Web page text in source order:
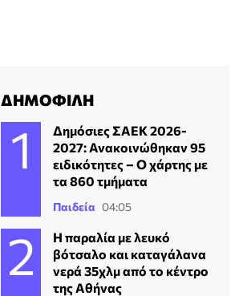
ΔΗΜΟΦΙΛΗ
Δημόσιες ΣΑΕΚ 2026-
2027: Ανακοινώθηκαν 95
ειδικότητες – Ο χάρτης με
τα 860 τμήματα
Παιδεία 04:05
Η παραλία με λευκό
βότσαλο και καταγάλανα
νερά 35χλμ από το κέντρο
της Αθήνας